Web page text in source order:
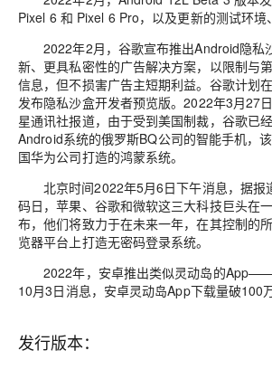
Pixel 6 和 Pixel 6 Pro，以及更新的测试环境
2022年2月，谷歌宣布推出Android隐私
新、更具私密性的广告解决方案，以限制与
信息，但不损害广告主短期利益。谷歌计划
发布隐私沙盒开发者预览版。2022年3月27
星通讯社报道，由于受到美国制裁，谷歌已
Android系统的俄罗斯BQ公司的智能手机，
国华为公司打造的鸿蒙系统。
北京时间2022年5月6日下午消息，据报
码日，苹果、谷歌和微软这三大科技巨头在
布，他们将致力于在未来一年，在其控制的
览器平台上打造无密码登录系统。
2022年，安卓推出类似灵动岛的
10月3日消息，安卓灵动岛App下载量破100万
发行版本：